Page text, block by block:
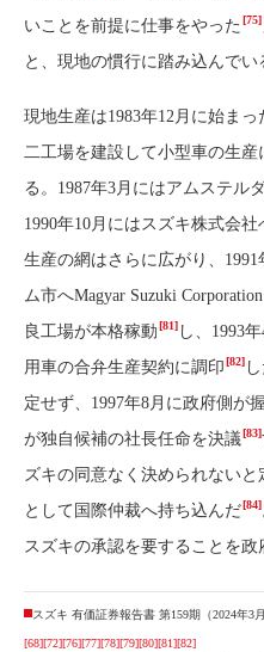
いことを前提に仕事をやった [75]
と、現地の慣行に踏み込んでい
現地生産は1983年12月に始まっ
二工場を建設して小型車の生産
る。1987年3月にはアムステル
1990年10月にはスズキ株式会
生産の網はさらに広がり、
ム市へMagyar Suzuki
良工場が本格稼動[81] し、1993
用車の合弁生産契約に調印[82]
定せず、1997年8月に政府側が
が独自候補の社長任命を決議[83]
ズキの同意なく決められない
として国際仲裁へ持ち込んだ[84]
スズキの承認を要することを政
スズキ 有価証券報告書 第159期（2024年3
[68][72][76][77][78][79][80][81][82]